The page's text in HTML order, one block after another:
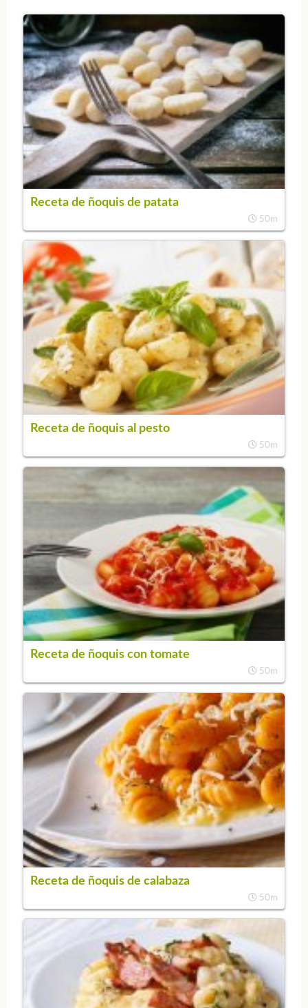
Receta de ñoquis de patata
50m
Receta de ñoquis al pesto
50m
Receta de ñoquis con tomate
50m
Receta de ñoquis de calabaza
50m